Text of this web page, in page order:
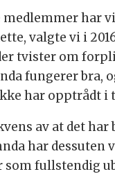
medlemmer har
valgte vi i
tvister om
fungerer bra,
har opptrådt i
av at det
har
som fullstendig